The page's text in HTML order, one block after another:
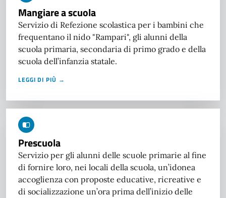
Mangiare a scuola
Servizio di Refezione scolastica per i bambini che
frequentano il nido "Rampari", gli alunni della
scuola primaria, secondaria di primo grado e della
scuola dell’infanzia statale.
LEGGI DI PIÙ →
Prescuola
Servizio per gli alunni delle scuole primarie al fine
di fornire loro, nei locali della scuola, un’idonea
accoglienza con proposte educative, ricreative e
di socializzazione un’ora prima dell’inizio delle